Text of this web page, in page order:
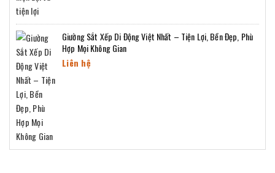
Giường Sắt Xếp Di Động Việt Nhất – Tiện Lợi, Bền Đẹp, Phù
Hợp Mọi Không Gian
Liên hệ